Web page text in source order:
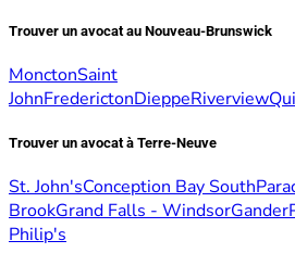
Trouver un avocat au Nouveau-Brunswick
MonctonSaint
JohnFrederictonDieppeRiverview
Trouver un avocat à Terre-Neuve
St. John'sConception Bay South
BrookGrand Falls - WindsorGander
Philip's